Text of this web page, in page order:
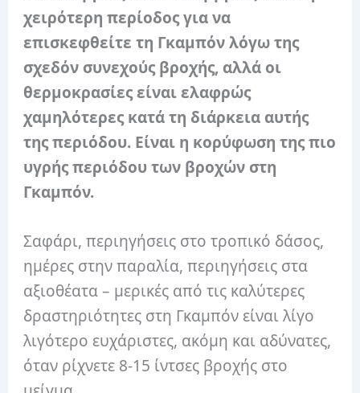
χειρότερη περίοδος για να
επισκεφθείτε τη Γκαμπόν λόγω της
σχεδόν συνεχούς βροχής, αλλά οι
θερμοκρασίες είναι ελαφρώς
χαμηλότερες κατά τη διάρκεια αυτής
της περιόδου. Είναι η κορύφωση της πιο
υγρής περιόδου των βροχών στη
Γκαμπόν.
Σαφάρι, περιηγήσεις στο τροπικό δάσος,
ημέρες στην παραλία, περιηγήσεις στα
αξιοθέατα – μερικές από τις καλύτερες
δραστηριότητες στη Γκαμπόν είναι λίγο
λιγότερο ευχάριστες, ακόμη και αδύνατες,
όταν ρίχνετε 8-15 ίντσες βροχής στο